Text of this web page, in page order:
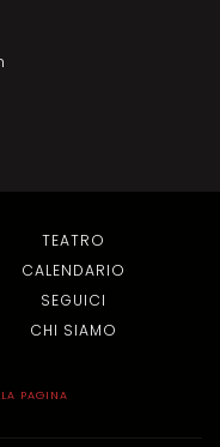
TEATRO
CALENDARIO
SEGUICI
CHI SIAMO
PAGINA